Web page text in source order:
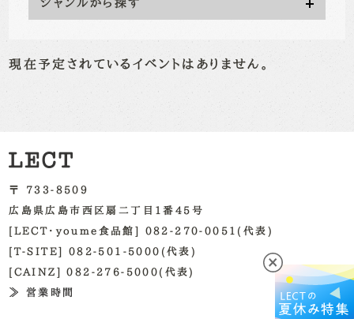
ジャンルから探す
現在予定されているイベントはありません。
〒 733-8509
広島県広島市西区扇二丁目1番45号
[LECT・youme食品館] 082-270-0051(代表)
[T-SITE] 082-501-5000(代表)
[CAINZ] 082-276-5000(代表)
≫ 営業時間